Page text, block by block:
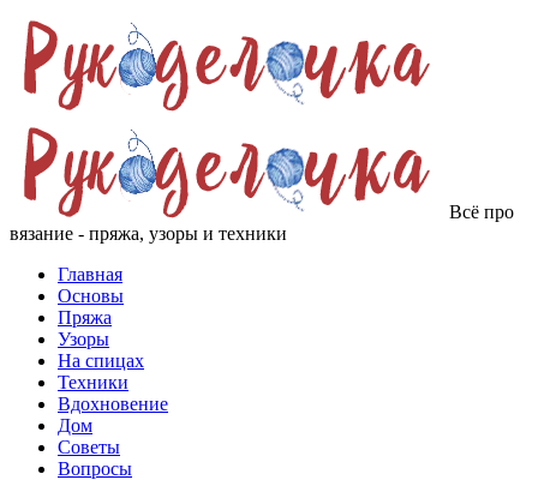
Всё про
вязание - пряжа, узоры и техники
Главная
Основы
Пряжа
Узоры
На спицах
Техники
Вдохновение
Дом
Советы
Вопросы